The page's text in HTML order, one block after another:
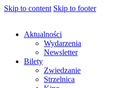
Skip to content Skip to footer
Aktualności
Wydarzenia
Newsletter
Bilety
Zwiedzanie
Strzelnica